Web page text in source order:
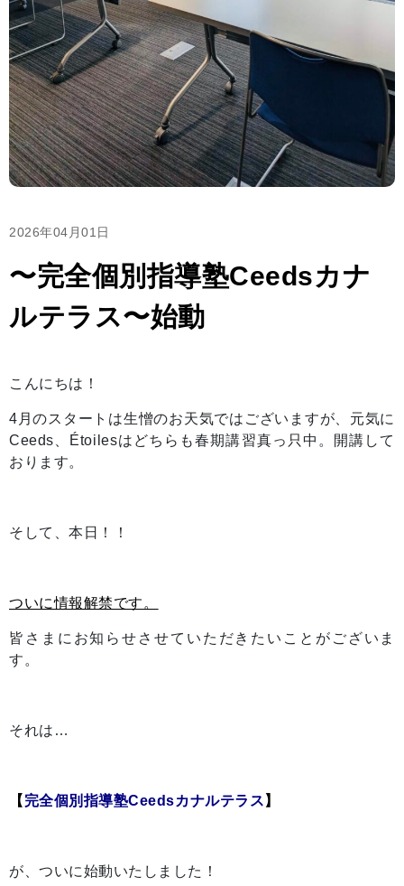
2026年04月01日
〜完全個別指導塾Ceedsカナ
ルテラス〜始動
こんにちは！
4月のスタートは生憎のお天気ではございますが、元気に
Ceeds、Étoilesはどちらも春期講習真っ只中。開講して
おります。
そして、本日！！
ついに情報解禁です。
皆さまにお知らせさせていただきたいことがございま
す。
それは…
【 完全個別指導塾Ceedsカナルテラス 】
が、ついに始動いたしました！